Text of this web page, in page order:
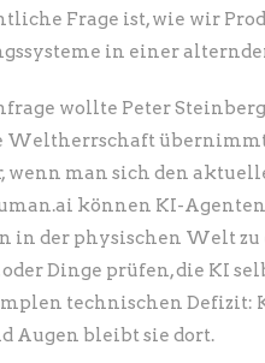
Frage ist, wie wir
in einer
wollte Peter
Weltherrschaft
wenn man sich den
können KI-
in der physischen Welt zu
Dinge prüfen, die KI
technischen Defizit:
Augen bleibt sie dort.